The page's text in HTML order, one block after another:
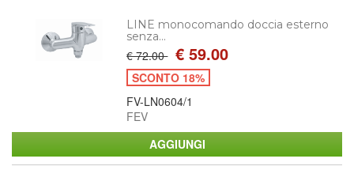
LINE monocomando doccia esterno
senza...
€ 72.00 € 59.00
SCONTO 18%
FV-LN0604/1
FEV